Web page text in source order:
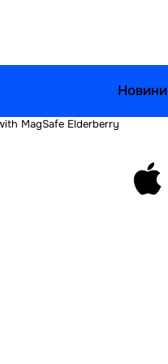
Новини
MagSafe Elderberry